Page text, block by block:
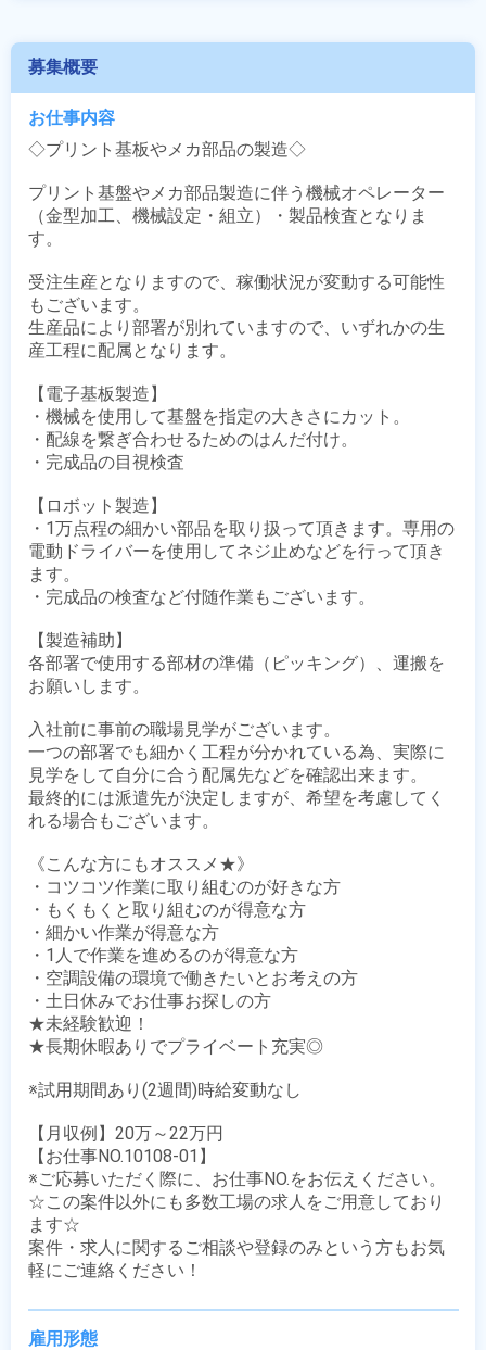
募集概要
お仕事内容
◇プリント基板やメカ部品の製造◇
プリント基盤やメカ部品製造に伴う機械オペレーター
（金型加工、機械設定・組立）・製品検査となりま
す。
受注生産となりますので、稼働状況が変動する可能性
もございます。
生産品により部署が別れていますので、いずれかの生
産工程に配属となります。
【電子基板製造】
・機械を使用して基盤を指定の大きさにカット。
・配線を繋ぎ合わせるためのはんだ付け。
・完成品の目視検査
【ロボット製造】
・1万点程の細かい部品を取り扱って頂きます。専用の
電動ドライバーを使用してネジ止めなどを行って頂き
ます。
・完成品の検査など付随作業もございます。
【製造補助】
各部署で使用する部材の準備（ピッキング）、運搬を
お願いします。
入社前に事前の職場見学がございます。
一つの部署でも細かく工程が分かれている為、実際に
見学をして自分に合う配属先などを確認出来ます。
最終的には派遣先が決定しますが、希望を考慮してく
れる場合もございます。
《こんな方にもオススメ★》
・コツコツ作業に取り組むのが好きな方
・もくもくと取り組むのが得意な方
・細かい作業が得意な方
・1人で作業を進めるのが得意な方
・空調設備の環境で働きたいとお考えの方
・土日休みでお仕事お探しの方
★未経験歓迎！
★長期休暇ありでプライベート充実◎
※試用期間あり(2週間)時給変動なし
【月収例】20万～22万円
【お仕事NO.10108-01】
※ご応募いただく際に、お仕事NO.をお伝えください。
☆この案件以外にも多数工場の求人をご用意しており
ます☆
案件・求人に関するご相談や登録のみという方もお気
軽にご連絡ください！
雇用形態